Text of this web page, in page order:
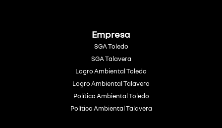
Empresa
SGA Toledo
SGA Talavera
Logro Ambiental Toledo
Logro Ambiental Talavera
Política Ambiental Toledo
Política Ambiental Talavera